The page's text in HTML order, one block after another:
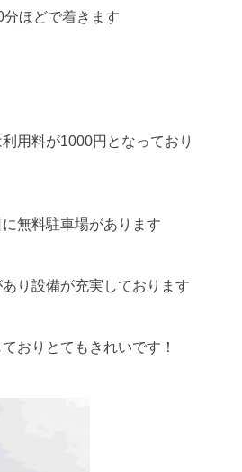
ほどで着きます
用料が1000円となっており
無料駐車場があります
り設備が充実しております
おりとてもきれいです！